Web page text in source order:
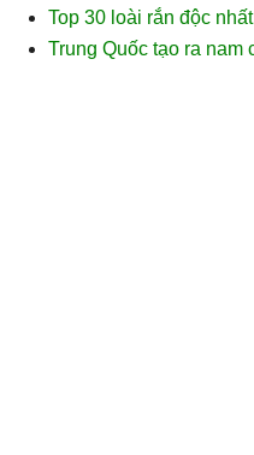
Top 30 loài rắn độc
Trung Quốc tạo ra nam